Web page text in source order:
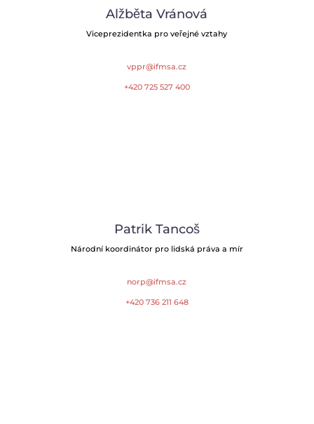
Alžběta Vránová
Viceprezidentka pro veřejné vztahy
vppr@ifmsa.cz
+420 725 527 400
Patrik Tancoš
Národní koordinátor pro lidská práva a mír
norp@ifmsa.cz
+420 736 211 648